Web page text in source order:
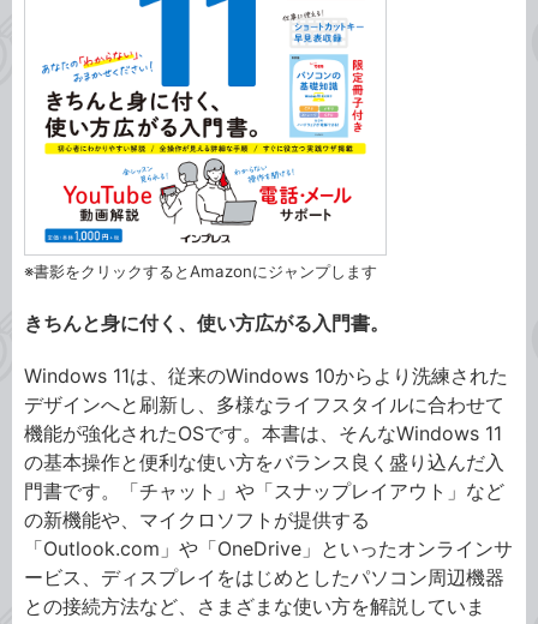
※書影をクリックするとAmazonにジャンプします
きちんと身に付く、使い方広がる入門書。
Windows 11は、従来のWindows 10からより洗練された
デザインへと刷新し、多様なライフスタイルに合わせて
機能が強化されたOSです。本書は、そんなWindows 11
の基本操作と便利な使い方をバランス良く盛り込んだ入
門書です。「チャット」や「スナップレイアウト」など
の新機能や、マイクロソフトが提供する
「Outlook.com」や「OneDrive」といったオンラインサ
ービス、ディスプレイをはじめとしたパソコン周辺機器
との接続方法など、さまざまな使い方を解説していま